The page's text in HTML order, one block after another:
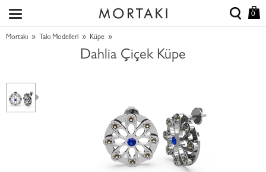
0
Mortakı » Takı Modelleri » Küpe »
Dahlia Çiçek Küpe